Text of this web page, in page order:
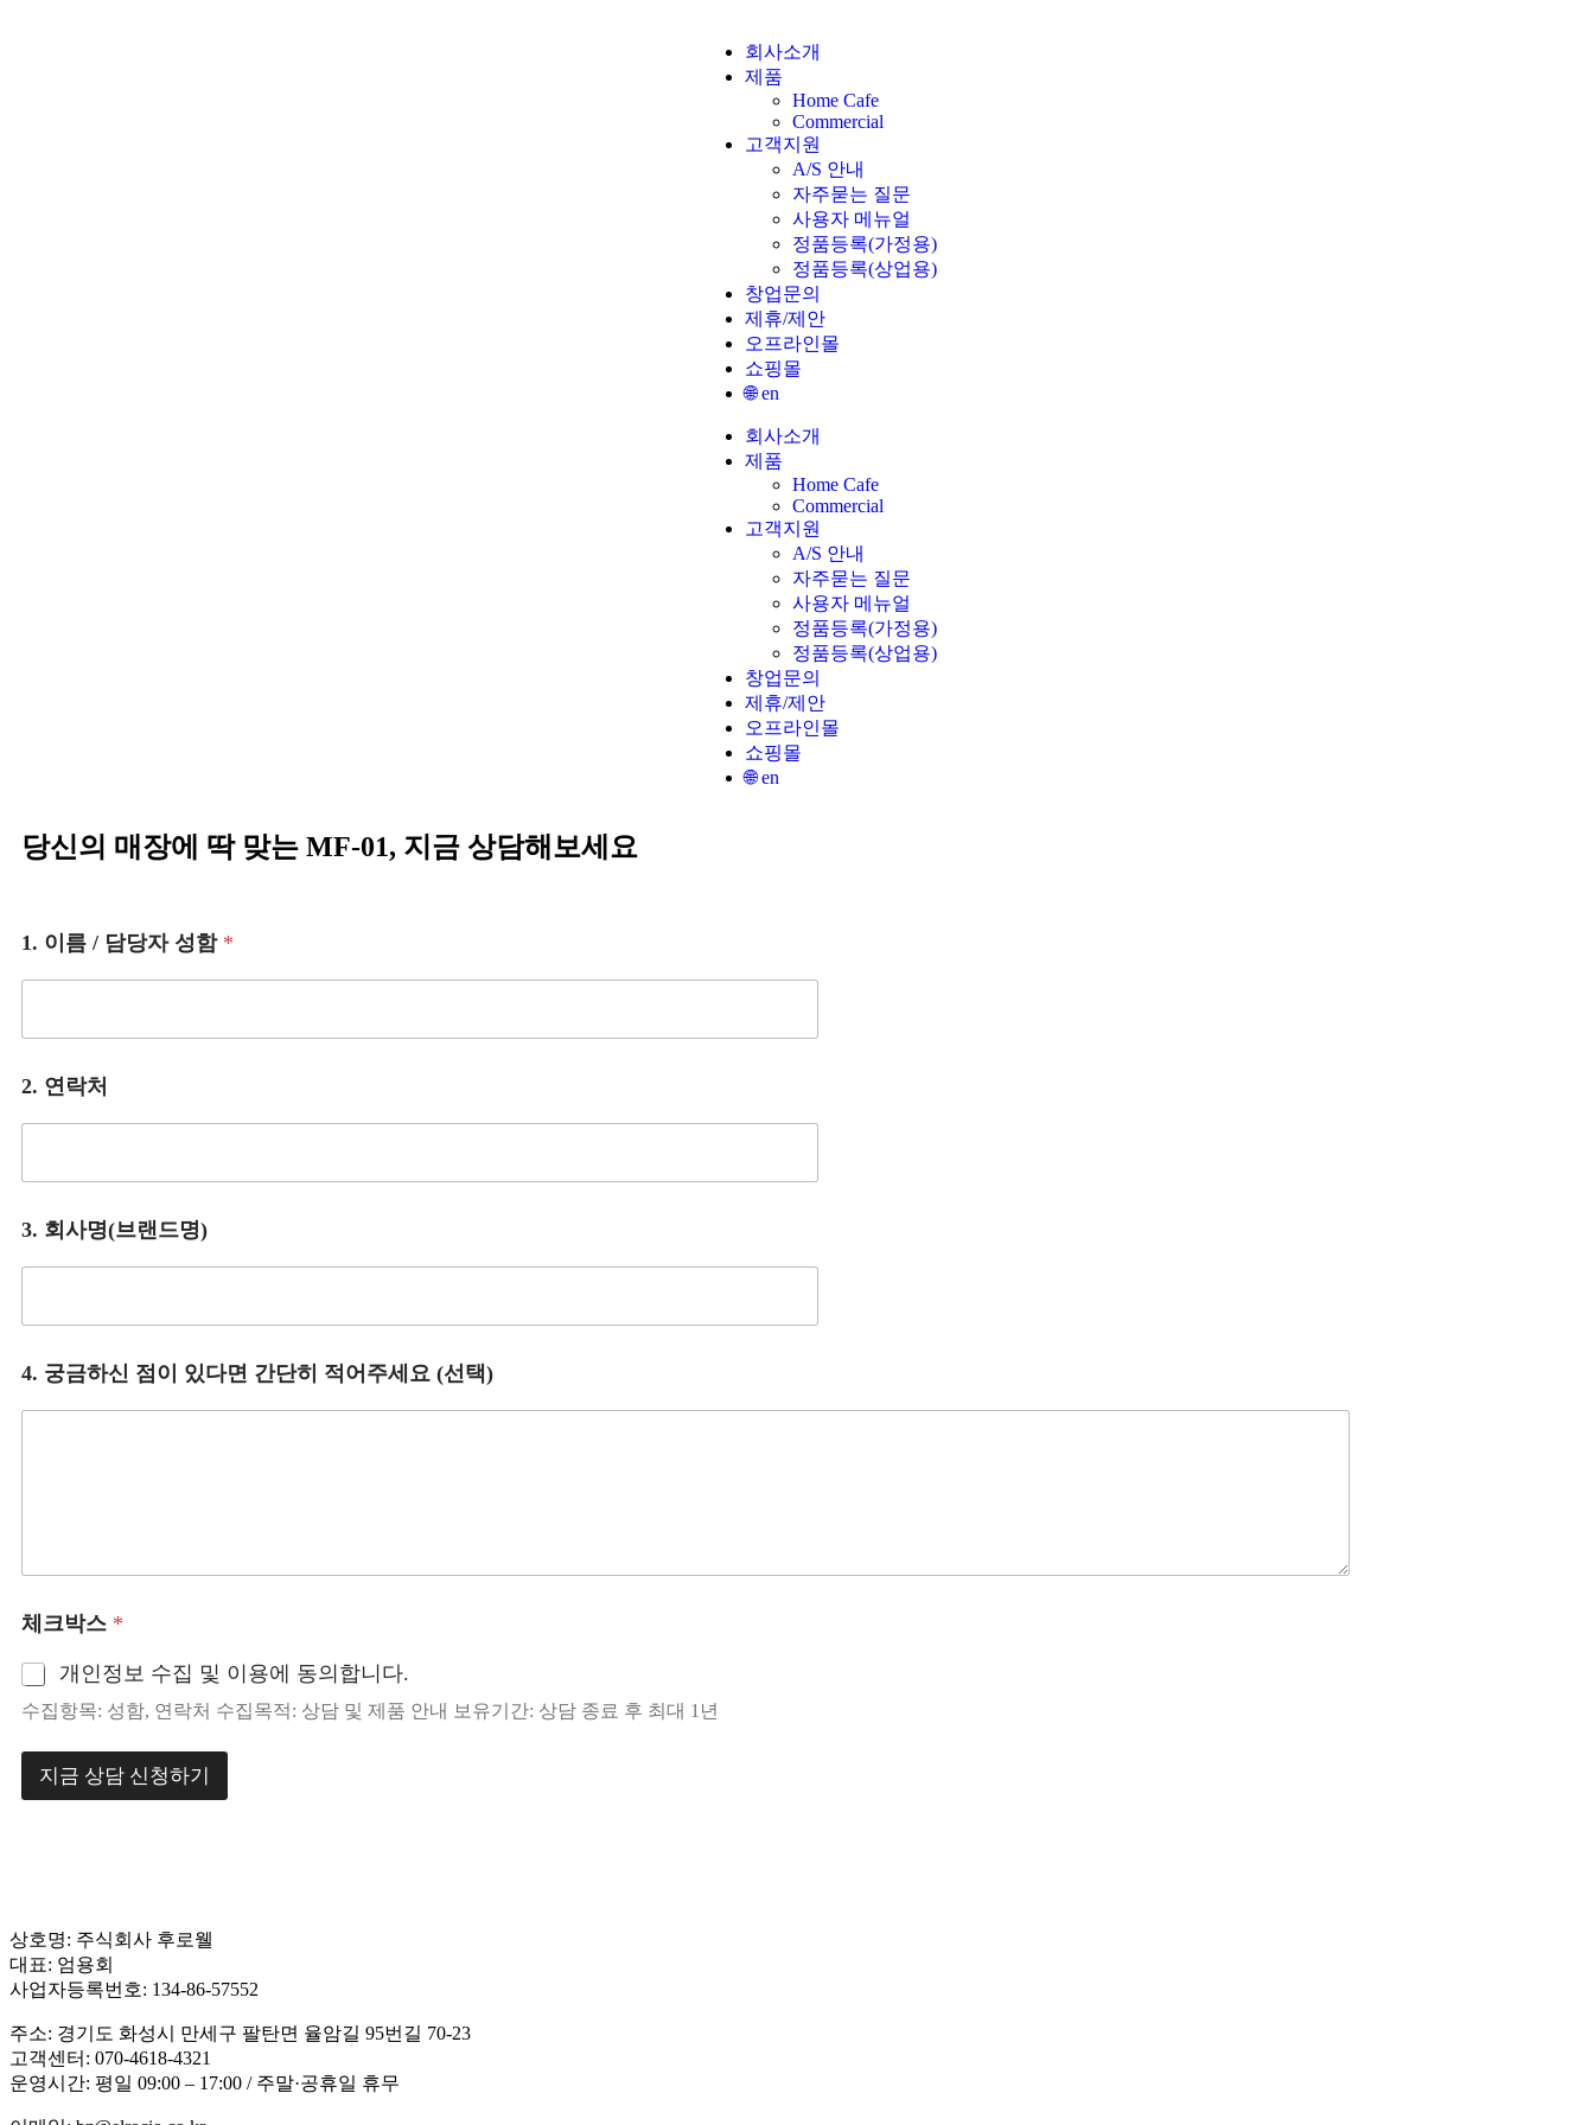
회사소개
제품
Home Cafe
Commercial
고객지원
A/S 안내
자주묻는 질문
사용자 메뉴얼
정품등록(가정용)
정품등록(상업용)
창업문의
제휴/제안
오프라인몰
쇼핑몰
🌐 en
회사소개
제품
Home Cafe
Commercial
고객지원
A/S 안내
자주묻는 질문
사용자 메뉴얼
정품등록(가정용)
정품등록(상업용)
창업문의
제휴/제안
오프라인몰
쇼핑몰
🌐 en
당신의 매장에 딱 맞는 MF-01, 지금 상담해보세요
1. 이름 / 담당자 성함 *
2. 연락처
3. 회사명(브랜드명)
4. 궁금하신 점이 있다면 간단히 적어주세요 (선택)
체크박스 *
개인정보 수집 및 이용에 동의합니다.
수집항목: 성함, 연락처 수집목적: 상담 및 제품 안내 보유기간: 상담 종료 후 최대 1년
지금 상담 신청하기
상호명: 주식회사 후로웰
대표: 엄용회
사업자등록번호: 134-86-57552
주소: 경기도 화성시 만세구 팔탄면 율암길 95번길 70-23
고객센터: 070-4618-4321
운영시간: 평일 09:00 – 17:00 / 주말·공휴일 휴무